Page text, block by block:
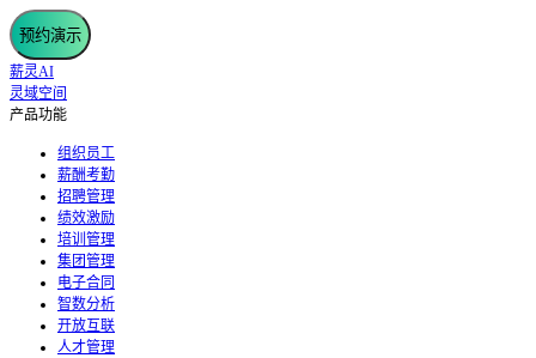
预约演示
薪灵AI
灵域空间
产品功能
组织员工
薪酬考勤
招聘管理
绩效激励
培训管理
集团管理
电子合同
智数分析
开放互联
人才管理